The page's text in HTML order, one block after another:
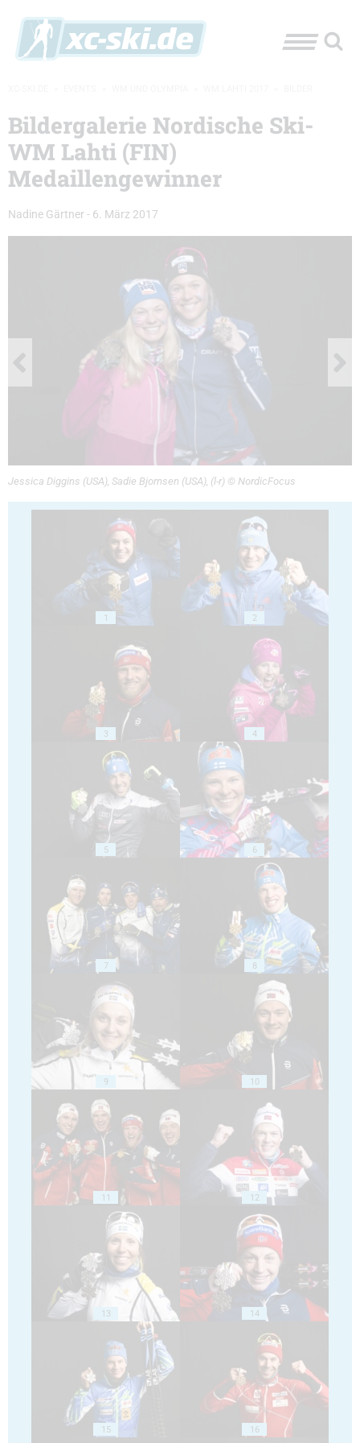
Bildergalerie Nordische Ski-
WM Lahti (FIN)
Medaillengewinner
Nadine Gärtner - 6. März 2017
Jessica Diggins (USA), Sadie Bjornsen (USA), (l-r) © NordicFocus
1 2
3 4
5 6
7 8
9 10
11 12
13 14
15 16